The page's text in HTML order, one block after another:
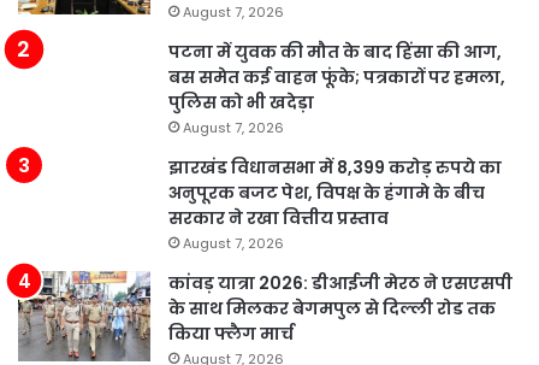
August 7, 2026
पटना में युवक की मौत के बाद हिंसा की आग,
बस समेत कई वाहन फूंके; पत्रकारों पर हमला,
पुलिस को भी खदेड़ा
August 7, 2026
झारखंड विधानसभा में 8,399 करोड़ रुपये का
अनुपूरक बजट पेश, विपक्ष के हंगामे के बीच
सरकार ने रखा वित्तीय प्रस्ताव
August 7, 2026
कांवड़ यात्रा 2026: डीआईजी मेरठ ने एसएसपी
के साथ मिलकर बेगमपुल से दिल्ली रोड तक
किया फ्लैग मार्च
August 7, 2026